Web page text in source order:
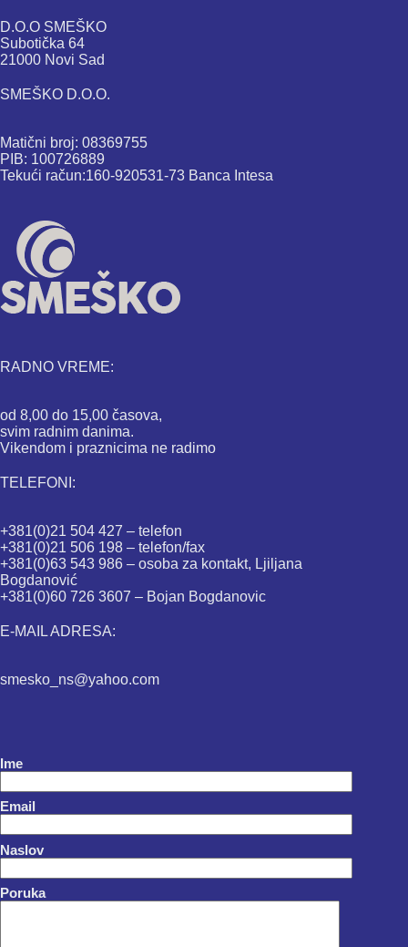
D.O.O SMEŠKO
Subotička 64
21000 Novi Sad
SMEŠKO D.O.O.
Matični broj: 08369755
PIB: 100726889
Tekući račun:160-920531-73 Banca Intesa
RADNO VREME:
od 8,00 do 15,00 časova,
svim radnim danima.
Vikendom i praznicima ne radimo
TELEFONI:
+381(0)21 504 427 – telefon
+381(0)21 506 198 – telefon/fax
+381(0)63 543 986 – osoba za kontakt, Ljiljana
Bogdanović
+381(0)60 726 3607 – Bojan Bogdanovic
E-MAIL ADRESA:
smesko_ns@yahoo.com
Ime
Email
Naslov
Poruka